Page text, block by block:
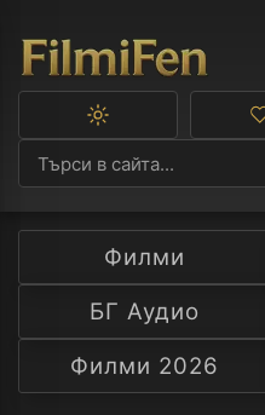
Превключване
тъмна
тема
Филми
БГ Аудио
Филми 2026